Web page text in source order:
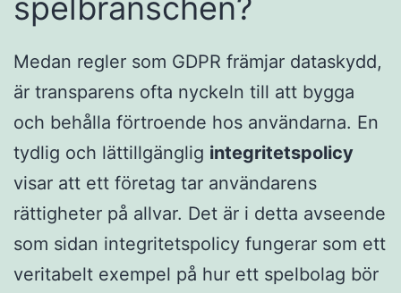
spelbranschen?
Medan regler som GDPR främjar dataskydd,
är transparens ofta nyckeln till att bygga
och behålla förtroende hos användarna. En
tydlig och lättillgänglig integritetspolicy
visar att ett företag tar användarens
rättigheter på allvar. Det är i detta avseende
som sidan integritetspolicy fungerar som ett
veritabelt exempel på hur ett spelbolag bör